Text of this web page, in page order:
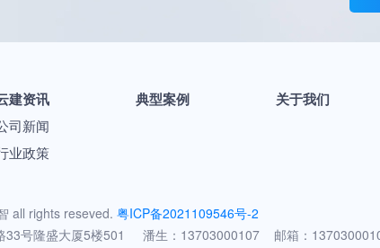
建资讯
司新闻
业政策
典型案例 关于我们
all rights reseved. 粤ICP备2021109546号-2
33号隆盛大厦5楼501 潘生：13703000107 邮箱：